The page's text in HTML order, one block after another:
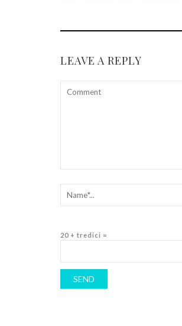
LEAVE A REPLY
20 + tredici =